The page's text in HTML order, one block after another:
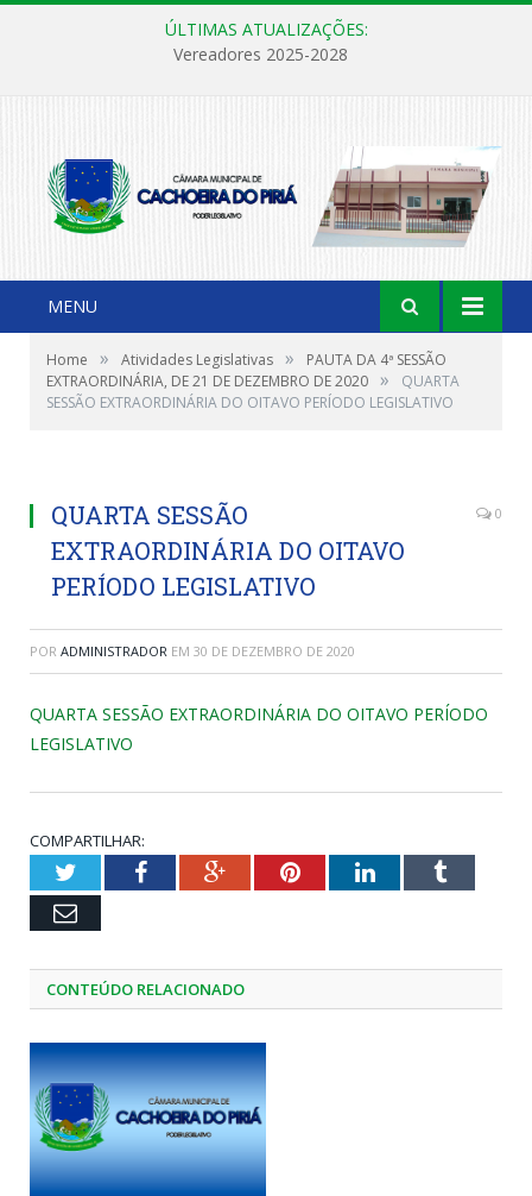
ÚLTIMAS ATUALIZAÇÕES:
Vereadores 2025-2028
MENU
Home » Atividades Legislativas »
PAUTA DA 4ª SESSÃO
EXTRAORDINÁRIA, DE 21 DE DEZEMBRO DE 2020 »
QUARTA
SESSÃO EXTRAORDINÁRIA DO OITAVO PERÍODO LEGISLATIVO
QUARTA SESSÃO
EXTRAORDINÁRIA DO OITAVO
PERÍODO LEGISLATIVO
0
POR ADMINISTRADOR EM 30 DE DEZEMBRO DE 2020
QUARTA SESSÃO EXTRAORDINÁRIA DO OITAVO PERÍODO
LEGISLATIVO
COMPARTILHAR:
TwitterFacebookGoogle+PinterestLinkedInTumblr
Email
CONTEÚDO RELACIONADO